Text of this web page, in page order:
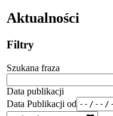
Aktualności
Filtry
Szukana fraza
Data publikacji
Data Publikacji od